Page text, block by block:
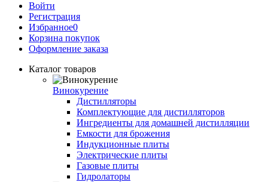
Войти
Регистрация
Избранное0
Корзина покупок
Оформление заказа
Каталог товаров
Винокурение
Дистилляторы
Комплектующие для дистилляторов
Ингредиенты для домашней дистилляции
Емкости для брожения
Индукционные плиты
Электрические плиты
Газовые плиты
Гидролаторы